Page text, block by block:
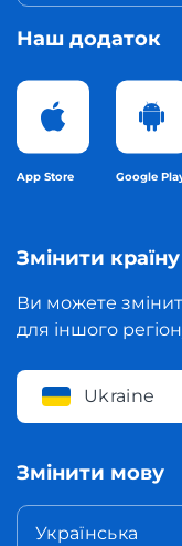
Наш додаток
App Store Google
Змінити країну
Ви можете
для іншого
Ukraine
Змінити мову
Українська